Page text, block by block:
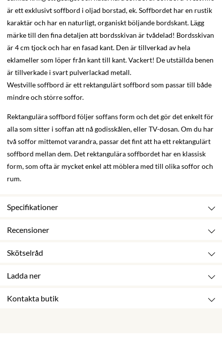
är ett exklusivt soffbord i oljad borstad, ek. Soffbordet har en rustik
karaktär och har en naturligt, organiskt böljande bordskant. Lägg
märke till den fina detaljen att bordsskivan är tvådelad! Bordsskivan
är 4 cm tjock och har en fasad kant. Den är tillverkad av hela
eklameller som löper från kant till kant. Vackert! De utställda benen
är tillverkade i svart pulverlackad metall.
Westville soffbord är ett rektangulärt soffbord som passar till både
mindre och större soffor.
Rektangulära soffbord följer soffans form och det gör det enkelt för
alla som sitter i soffan att nå godisskålen, eller TV-dosan. Om du har
två soffor mittemot varandra, passar det fint att ha ett rektangulärt
soffbord mellan dem. Det rektangulära soffbordet har en klassisk
form, som ofta är mycket enkel att möblera med till olika soffor och
rum.
Specifikationer
Recensioner
Skötselråd
Ladda ner
Kontakta butik